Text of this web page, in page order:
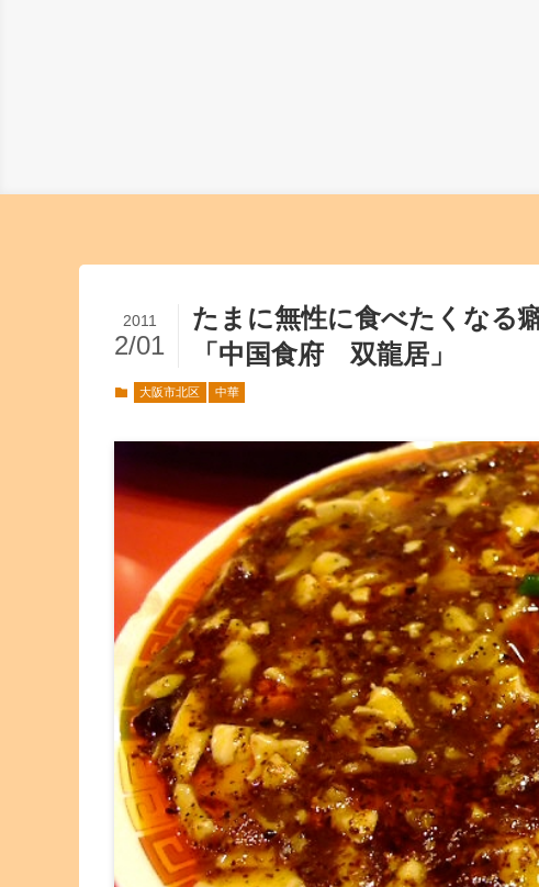
たまに無性に食べたくな
「中国食府 双龍居」
2011
2/01
大阪市北区 中華